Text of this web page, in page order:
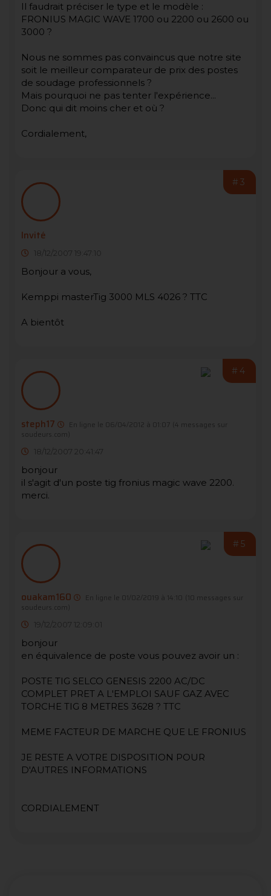
Il faudrait préciser le type et le modèle :
FRONIUS MAGIC WAVE 1700 ou 2200 ou 2600 ou
3000 ?
Nous ne sommes pas convaincus que notre site
soit le meilleur comparateur de prix des postes
de soudage professionnels ?
Mais pourquoi ne pas tenter l'expérience...
Donc qui dit moins cher et où ?
Cordialement,
#3
Invité
18/12/2007 19:47:10
Bonjour a vous,
Kemppi masterTig 3000 MLS 4026 ? TTC
A bientôt
#4
steph17 En ligne le 06/04/2012 à 01:07
(4 messages sur
soudeurs.com)
18/12/2007 20:41:47
bonjour
il s'agit d'un poste tig fronius magic wave 2200.
merci.
#5
ouakam160 En ligne le 01/02/2019 à 14:10
(10 messages sur
soudeurs.com)
19/12/2007 12:09:01
bonjour
en équivalence de poste vous pouvez avoir un :
POSTE TIG SELCO GENESIS 2200 AC/DC
COMPLET PRET A L'EMPLOI SAUF GAZ AVEC
TORCHE TIG 8 METRES 3628 ? TTC
MEME FACTEUR DE MARCHE QUE LE FRONIUS
JE RESTE A VOTRE DISPOSITION POUR
D'AUTRES INFORMATIONS
CORDIALEMENT